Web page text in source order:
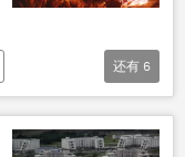
还有 6